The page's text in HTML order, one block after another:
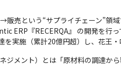
売という“サプライチェーン”領域
ERP『RECERQA』 の開発を行っ
を実施（累計20億円超）し、花王
ジメント）とは「原材料の調達か